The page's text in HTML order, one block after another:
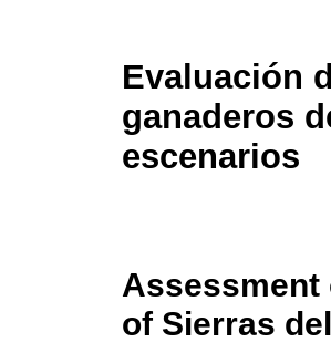
Evaluación
ganaderos
escenarios
Assessment
of Sierras